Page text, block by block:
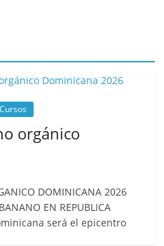
orgánico
DOMINICANA 2026
EN REPUBLICA
será el epicentro